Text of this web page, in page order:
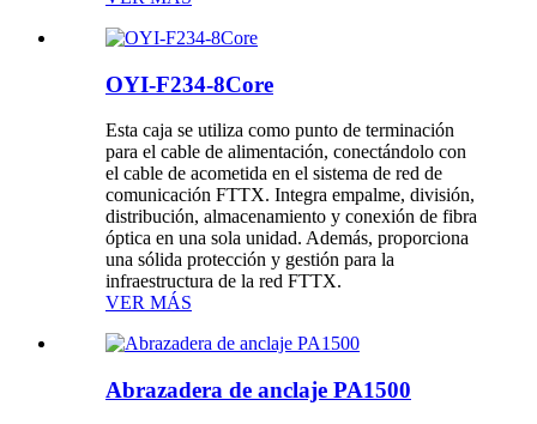
OYI-F234-8Core
Esta caja se utiliza como punto de terminación
para el cable de alimentación, conectándolo con
el cable de acometida en el sistema de red de
comunicación FTTX. Integra empalme, división,
distribución, almacenamiento y conexión de fibra
óptica en una sola unidad. Además, proporciona
una sólida protección y gestión para la
infraestructura de la red FTTX.
VER MÁS
Abrazadera de anclaje PA1500